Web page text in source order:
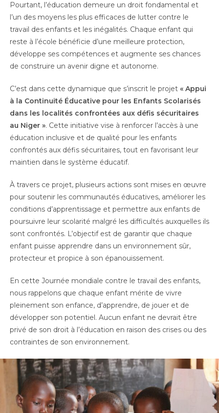
Pourtant, l’éducation demeure un droit fondamental et
l’un des moyens les plus efficaces de lutter contre le
travail des enfants et les inégalités. Chaque enfant qui
reste à l’école bénéficie d’une meilleure protection,
développe ses compétences et augmente ses chances
de construire un avenir digne et autonome.
C’est dans cette dynamique que s’inscrit le projet « Appui
à la Continuité Éducative pour les Enfants Scolarisés
dans les localités confrontées aux défis sécuritaires
au Niger ». Cette initiative vise à renforcer l’accès à une
éducation inclusive et de qualité pour les enfants
confrontés aux défis sécuritaires, tout en favorisant leur
maintien dans le système éducatif.
À travers ce projet, plusieurs actions sont mises en œuvre
pour soutenir les communautés éducatives, améliorer les
conditions d’apprentissage et permettre aux enfants de
poursuivre leur scolarité malgré les difficultés auxquelles ils
sont confrontés. L’objectif est de garantir que chaque
enfant puisse apprendre dans un environnement sûr,
protecteur et propice à son épanouissement.
En cette Journée mondiale contre le travail des enfants,
nous rappelons que chaque enfant mérite de vivre
pleinement son enfance, d’apprendre, de jouer et de
développer son potentiel. Aucun enfant ne devrait être
privé de son droit à l’éducation en raison des crises ou des
contraintes de son environnement.